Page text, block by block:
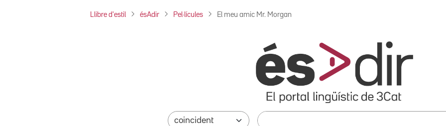
Llibre d'estil ésAdir Pel·lícules El meu amic Mr. Morgan